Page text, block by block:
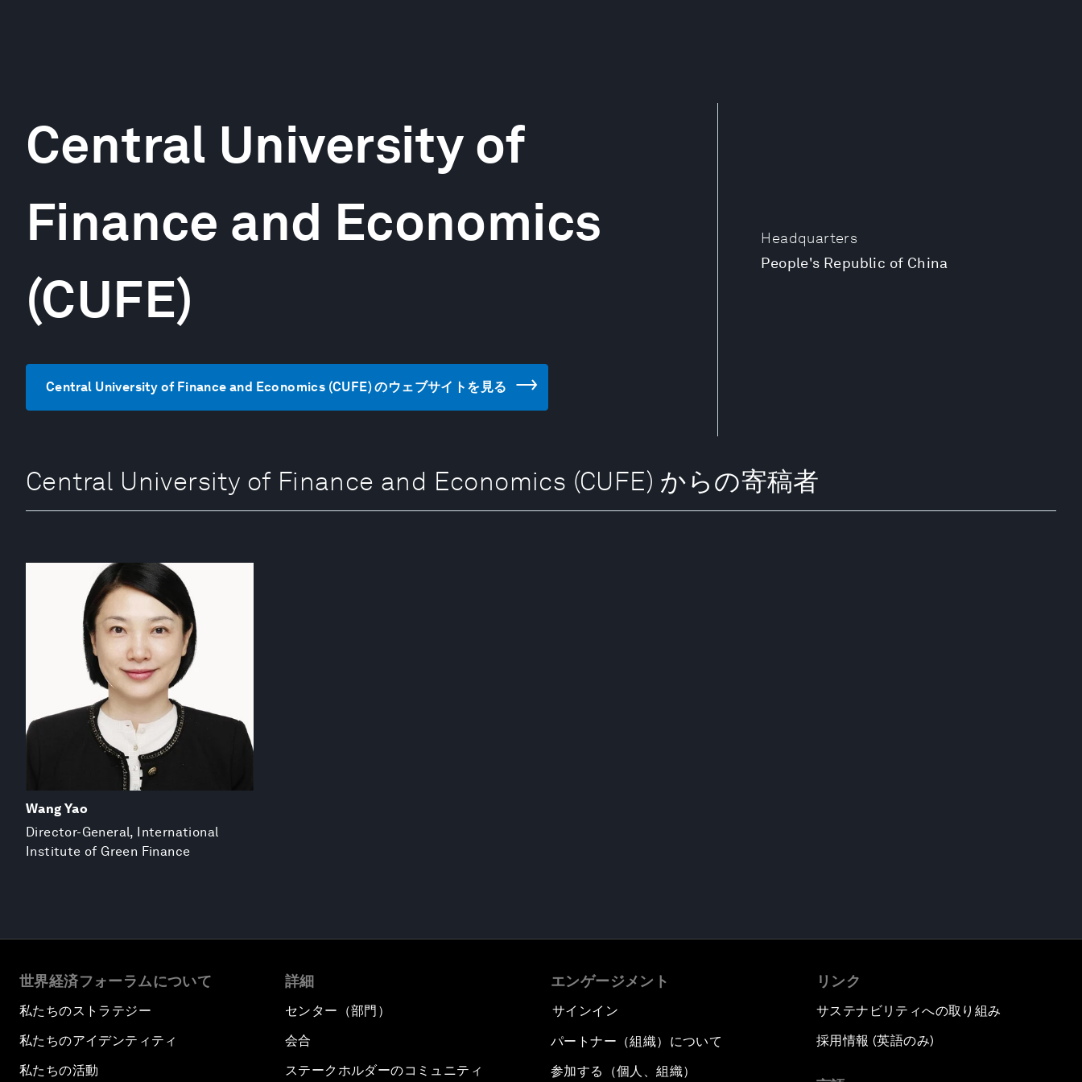
Headquarters
People's Republic of China
Central University of
Finance and Economics
(CUFE)
Central University of Finance and Economics (CUFE) のウェブサイトを見る
Central University of Finance and Economics (CUFE) からの寄稿者
Wang Yao
Director-General, International
Institute of Green Finance
世界経済フォーラムについて
私たちのストラテジー
私たちのアイデンティティ
私たちの活動
詳細
センター（部門）
会合
ステークホルダーのコミュニティ
エンゲージメント
サインイン
パートナー（組織）について
参加する（個人、組織）
リンク
サステナビリティへの取り組み
採用情報 (英語のみ)